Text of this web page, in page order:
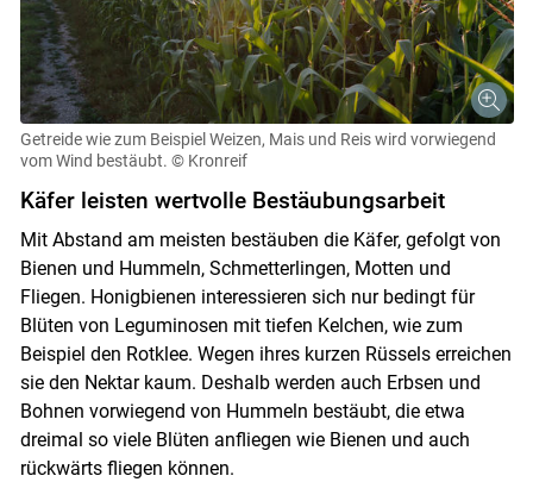
Skip to main content
Getreide wie zum Beispiel Weizen, Mais und Reis wird vorwiegend
vom Wind bestäubt. © Kronreif
Käfer leisten wertvolle Bestäubungsarbeit
Mit Abstand am meisten bestäuben die Käfer, gefolgt von
Bienen und Hummeln, Schmetterlingen, Motten und
Fliegen. Honigbienen interessieren sich nur bedingt für
Blüten von Leguminosen mit tiefen Kelchen, wie zum
Beispiel den Rotklee. Wegen ihres kurzen Rüssels erreichen
sie den Nektar kaum. Deshalb werden auch Erbsen und
Bohnen vorwiegend von Hummeln bestäubt, die etwa
dreimal so viele Blüten anfliegen wie Bienen und auch
rückwärts fliegen können.